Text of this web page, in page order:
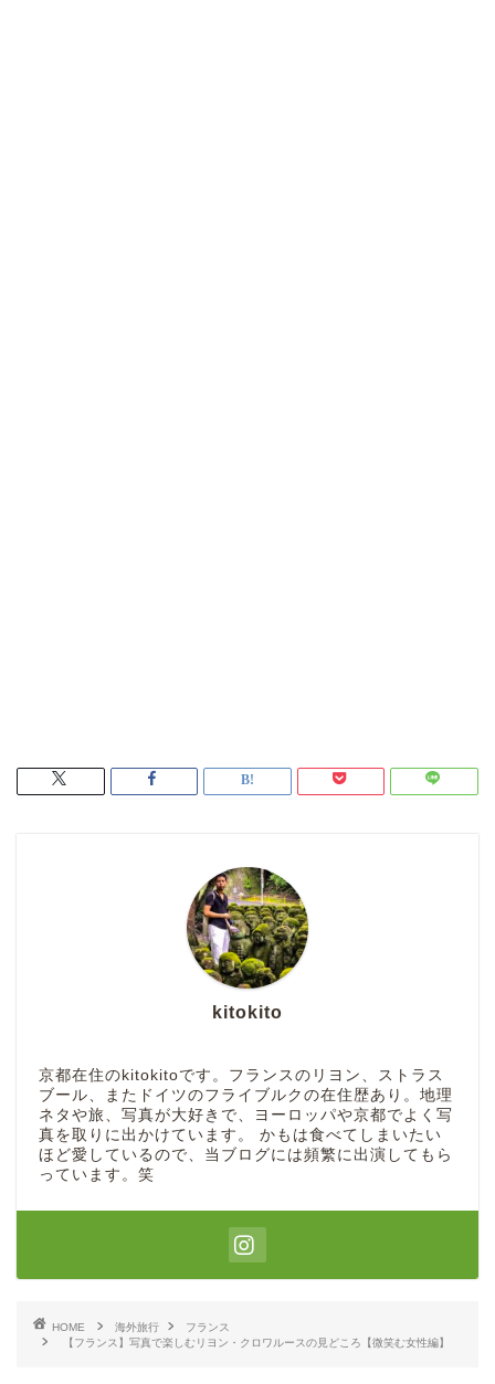
kitokito
京都在住のkitokitoです。フランスのリヨン、ストラス
ブール、またドイツのフライブルクの在住歴あり。地理
ネタや旅、写真が大好きで、ヨーロッパや京都でよく写
真を取りに出かけています。 かもは食べてしまいたい
ほど愛しているので、当ブログには頻繁に出演してもら
っています。笑
HOME 海外旅行
フランス
【フランス】写真で楽しむリヨン・クロワルースの見どころ【微笑む女性編】